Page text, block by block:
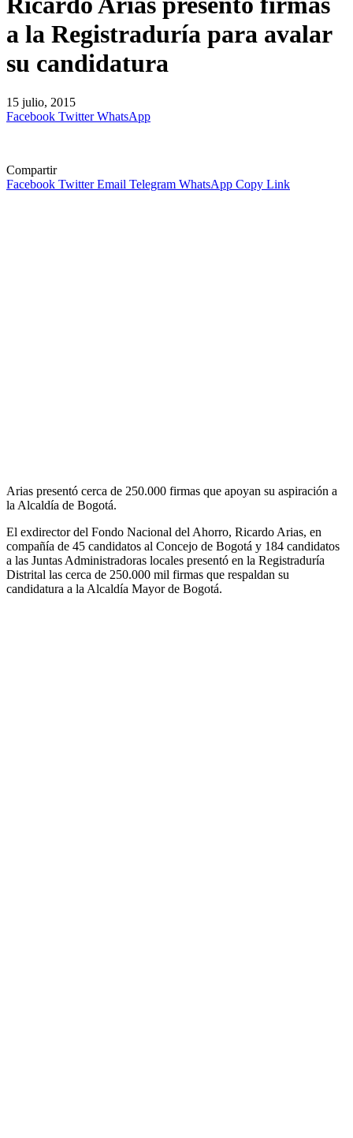
a la Registraduría para avalar
su candidatura
15 julio, 2015
Facebook Twitter WhatsApp
Compartir
Facebook Twitter Email Telegram WhatsApp Copy Link
Arias presentó cerca de 250.000 firmas que apoyan su aspiración a
la Alcaldía de Bogotá.
El exdirector del Fondo Nacional del Ahorro, Ricardo Arias, en
compañía de 45 candidatos al Concejo de Bogotá y 184 candidatos
a las Juntas Administradoras locales presentó en la Registraduría
Distrital las cerca de 250.000 mil firmas que respaldan su
candidatura a la Alcaldía Mayor de Bogotá.